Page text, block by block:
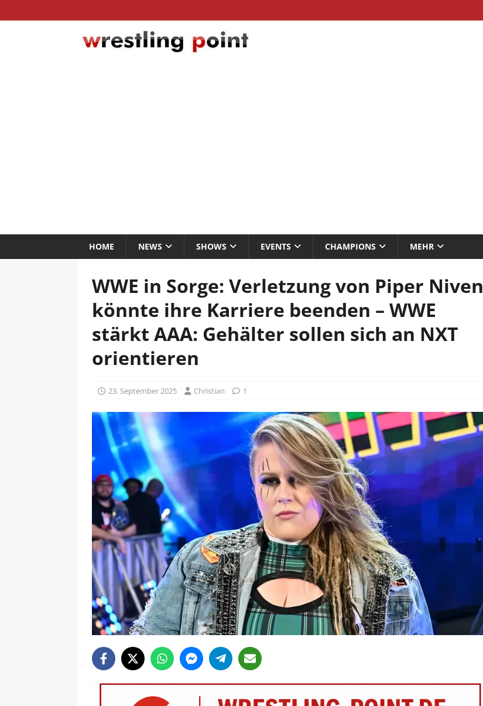
HOME NEWS SHOWS EVENTS CHAMPIONS MEHR
WWE in Sorge: Verletzung von Piper Niven
könnte ihre Karriere beenden – WWE
stärkt AAA: Gehälter sollen sich an NXT
orientieren
23. September 2025 Christian 1